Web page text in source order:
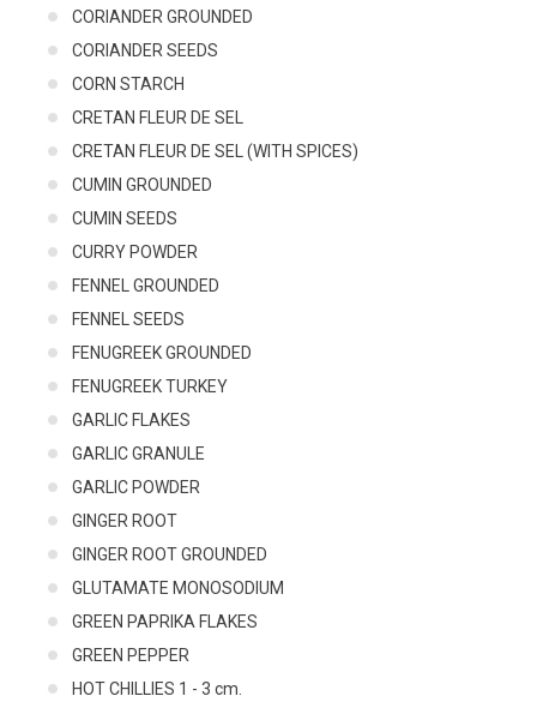
CORIANDER GROUNDED
CORIANDER SEEDS
CORN STARCH
CRETAN FLEUR DE SEL
CRETAN FLEUR DE SEL (WITH SPICES)
CUMIN GROUNDED
CUMIN SEEDS
CURRY POWDER
FENNEL GROUNDED
FENNEL SEEDS
FENUGREEK GROUNDED
FENUGREEK TURKEY
GARLIC FLAKES
GARLIC GRANULE
GARLIC POWDER
GINGER ROOT
GINGER ROOT GROUNDED
GLUTAMATE MONOSODIUM
GREEN PAPRIKA FLAKES
GREEN PEPPER
HOT CHILLIES 1 - 3 cm.